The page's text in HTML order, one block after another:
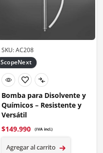
SKU: AC208
ScopeNext
Bomba para Disolvente y
Químicos – Resistente y
Versátil
$149.990 (IVA incl.)
Agregar al carrito